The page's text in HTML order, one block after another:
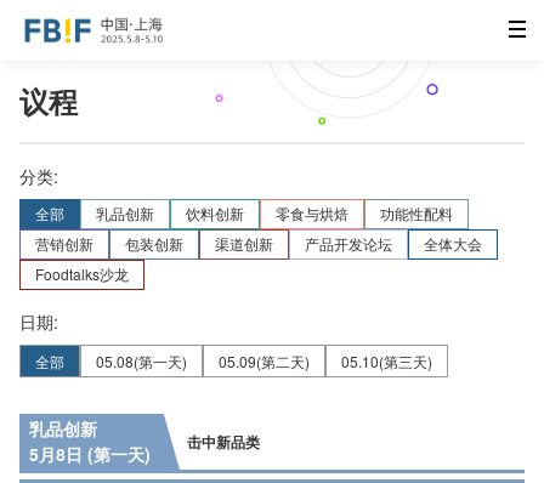
议程
分类:
全部 乳品创新 饮料创新 零食与烘焙
功能性配料
营销创新
包装创新 渠道创新 产品开发论坛
全体大会
Foodtalks沙龙
日期:
全部 05.08(第一天) 05.09(第二天) 05.10(第三天)
乳品创新
5月8日 (第一天)
击中新品类